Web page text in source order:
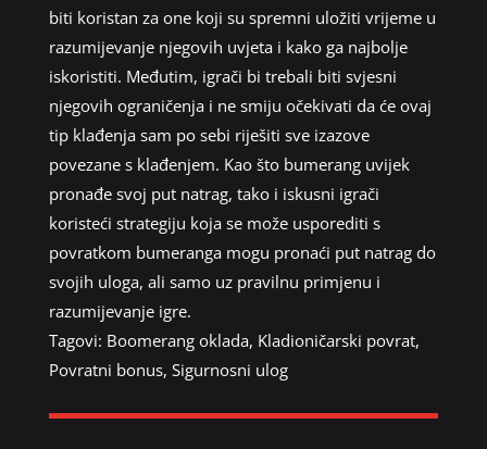
biti koristan za one koji su spremni uložiti vrijeme u
razumijevanje njegovih uvjeta i kako ga najbolje
iskoristiti. Međutim, igrači bi trebali biti svjesni
njegovih ograničenja i ne smiju očekivati da će ovaj
tip klađenja sam po sebi riješiti sve izazove
povezane s klađenjem. Kao što bumerang uvijek
pronađe svoj put natrag, tako i iskusni igrači
koristeći strategiju koja se može usporediti s
povratkom bumeranga mogu pronaći put natrag do
svojih uloga, ali samo uz pravilnu primjenu i
razumijevanje igre.
Tagovi: Boomerang oklada, Kladioničarski povrat,
Povratni bonus, Sigurnosni ulog